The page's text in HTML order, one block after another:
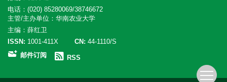
电话：(020) 85280069/38746672
主管/主办单位：华南农业大学
主编：薛红卫
ISSN: 1001-411X CN: 44-1110/S
邮件订阅
RSS